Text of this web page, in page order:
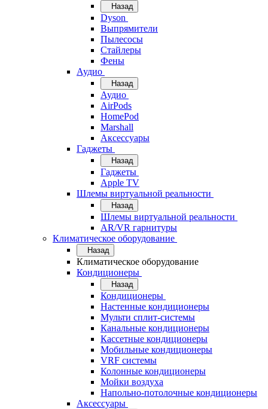
Назад
Dyson
Выпрямители
Пылесосы
Стайлеры
Фены
Аудио
Назад
Аудио
AirPods
HomePod
Marshall
Аксессуары
Гаджеты
Назад
Гаджеты
Apple TV
Шлемы виртуальной реальности
Назад
Шлемы виртуальной реальности
AR/VR гарнитуры
Климатическое оборудование
Назад
Климатическое оборудование
Кондиционеры
Назад
Кондиционеры
Настенные кондиционеры
Мульти сплит-системы
Канальные кондиционеры
Кассетные кондиционеры
Мобильные кондиционеры
VRF системы
Колонные кондиционеры
Мойки воздуха
Напольно-потолочные кондиционеры
Аксессуары